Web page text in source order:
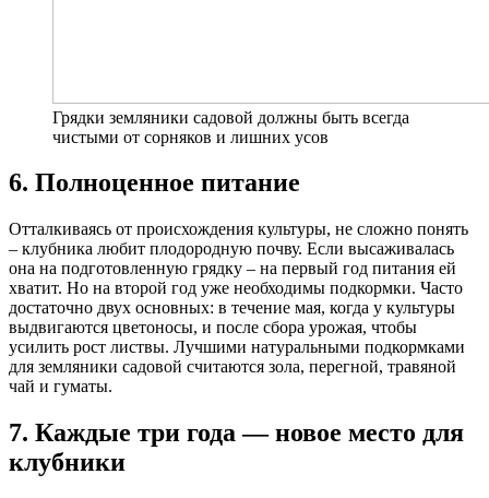
Грядки земляники садовой должны быть всегда
чистыми от сорняков и лишних усов
6. Полноценное питание
Отталкиваясь от происхождения культуры, не сложно понять
– клубника любит плодородную почву. Если высаживалась
она на подготовленную грядку – на первый год питания ей
хватит. Но на второй год уже необходимы подкормки. Часто
достаточно двух основных: в течение мая, когда у культуры
выдвигаются цветоносы, и после сбора урожая, чтобы
усилить рост листвы. Лучшими натуральными подкормками
для земляники садовой считаются зола, перегной, травяной
чай и гуматы.
7. Каждые три года — новое место для
клубники